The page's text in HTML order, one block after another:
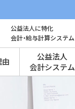
公益法人に特化
会計・給与計算システム
公益法人
会計システム